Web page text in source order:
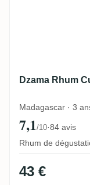
Dzama Rhum
Madagascar · 3
7,1/10·84 avis
Rhum de
43 €